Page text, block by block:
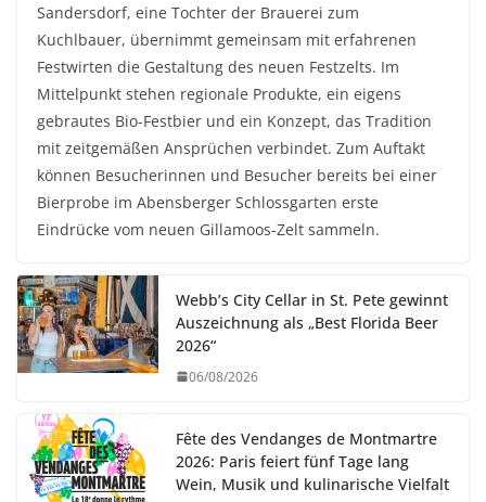
Sandersdorf, eine Tochter der Brauerei zum
Kuchlbauer, übernimmt gemeinsam mit erfahrenen
Festwirten die Gestaltung des neuen Festzelts. Im
Mittelpunkt stehen regionale Produkte, ein eigens
gebrautes Bio-Festbier und ein Konzept, das Tradition
mit zeitgemäßen Ansprüchen verbindet. Zum Auftakt
können Besucherinnen und Besucher bereits bei einer
Bierprobe im Abensberger Schlossgarten erste
Eindrücke vom neuen Gillamoos-Zelt sammeln.
Webb’s City Cellar in St. Pete gewinnt
Auszeichnung als „Best Florida Beer
2026“
06/08/2026
Fête des Vendanges de Montmartre
2026: Paris feiert fünf Tage lang
Wein, Musik und kulinarische Vielfalt